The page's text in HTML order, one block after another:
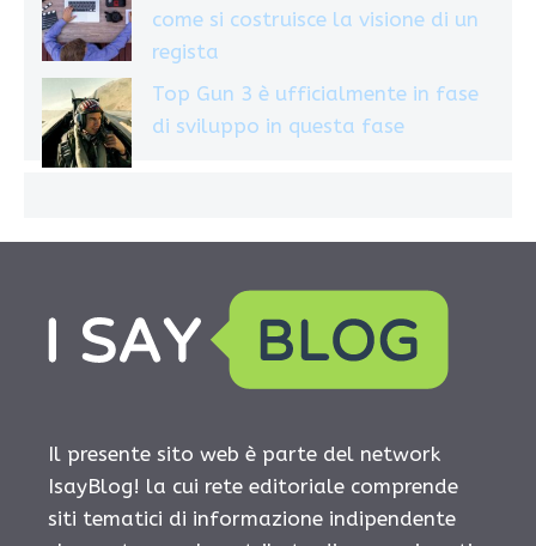
come si costruisce la visione di un
regista
Top Gun 3 è ufficialmente in fase
di sviluppo in questa fase
Il presente sito web è parte del network
IsayBlog! la cui rete editoriale comprende
siti tematici di informazione indipendente